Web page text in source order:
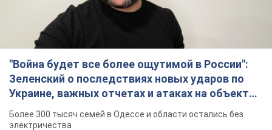
"Война будет все более ощутимой в России":
Зеленский о последствиях новых ударов по
Украине, важных отчетах и атаках на объекты
противника. Видео
Более 300 тысяч семей в Одессе и области остались без
электричества